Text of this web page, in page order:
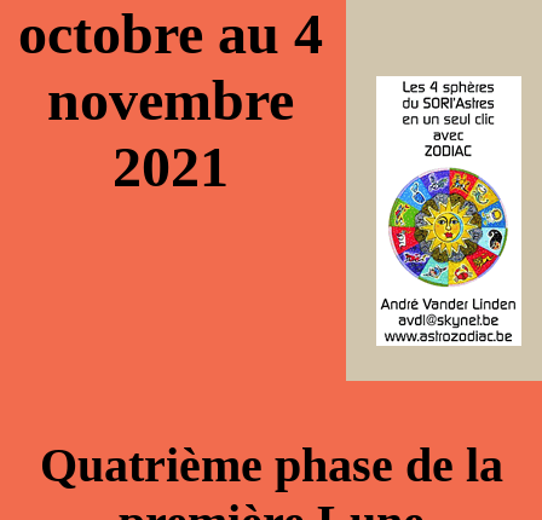
octobre au 4
novembre
2021
Quatrième phase de la